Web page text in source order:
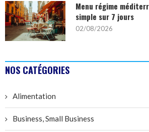
Menu régime
simple sur 7 jours
02/08/2026
NOS CATÉGORIES
Alimentation
Business, Small Business